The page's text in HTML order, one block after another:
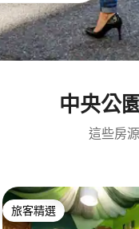
中央公
這些房
旅客精選
旅客精選